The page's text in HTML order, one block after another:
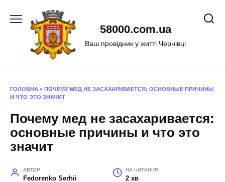
58000.com.ua
Ваш провідник у житті Чернівці
ГОЛОВНА » ПОЧЕМУ МЕД НЕ ЗАСАХАРИВАЕТСЯ: ОСНОВНЫЕ ПРИЧИНЫ
И ЧТО ЭТО ЗНАЧИТ
Почему мед не засахаривается:
основные причины и что это
значит
АВТОР
Fedorenko Serhii
НА ЧИТАННЯ
2 хв